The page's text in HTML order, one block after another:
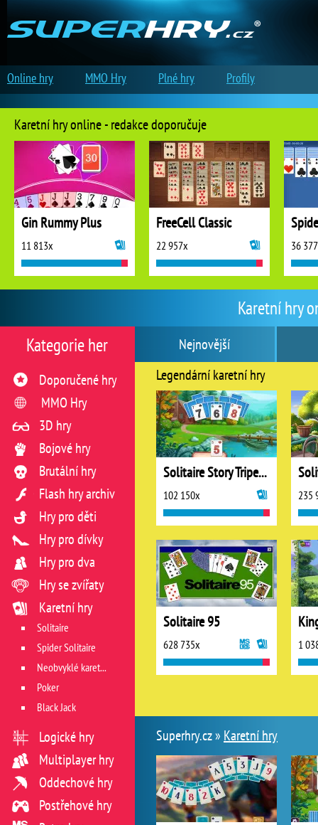
Karetní hry
Nejnovější
Legendární karetní hry
Solitaire Story Tripeaks 4
102 150x 235
Solitaire 95
628 735x 1
Superhry.cz » Karetní hry
Kategorie her
Doporučené hry
MMO Hry
3D hry
Bojové hry
Brutální hry
Flash hry archiv
Hry pro děti
Hry pro dívky
Hry pro dva
Hry se zvířaty
Karetní hry
Solitaire
Spider Solitaire
Neobvyklé karetní hry
Poker
Black Jack
Logické hry
Multiplayer hry
Oddechové hry
Postřehové hry
Karetní hry online - redakce doporučuje
Gin Rummy Plus
11 813x
FreeCell Classic
22 957x 36
Online hry MMO Hry Plné hry Profily